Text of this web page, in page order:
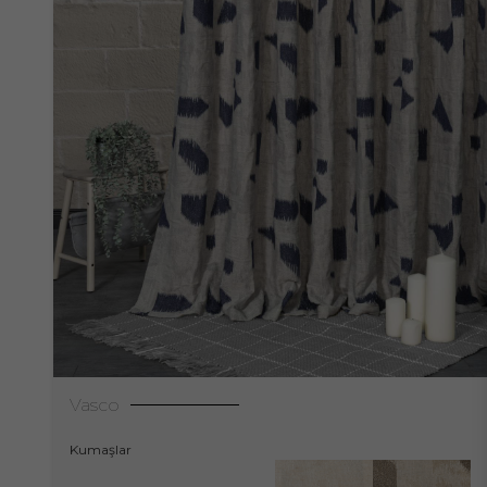
Vasco
Kumaşlar